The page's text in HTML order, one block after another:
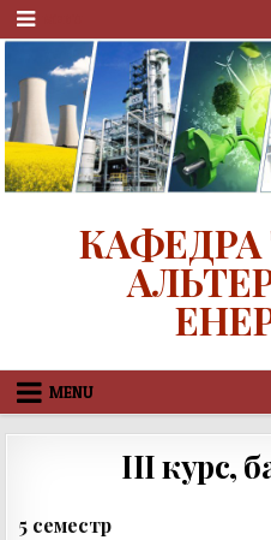
Skip
to
КАФЕДРА
MENU
ІІІ курс,
5 семестр